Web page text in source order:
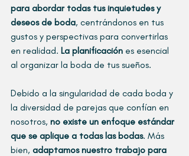
para abordar todas tus inquietudes y
deseos de boda, centrándonos en tus
gustos y perspectivas para convertirlas
en realidad. La planificación es esencial
al organizar la boda de tus sueños.
Debido a la singularidad de cada boda y
la diversidad de parejas que confían en
nosotros, no existe un enfoque estándar
que se aplique a todas las bodas. Más
bien, adaptamos nuestro trabajo para